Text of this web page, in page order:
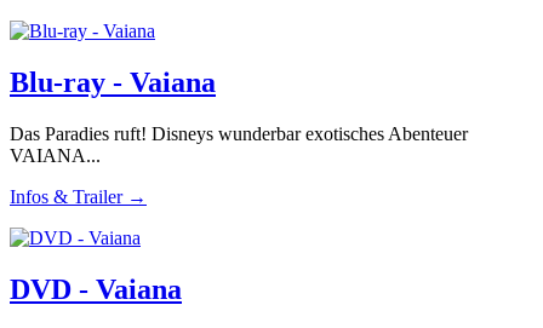
Blu-ray - Vaiana
Das Paradies ruft! Disneys wunderbar exotisches Abenteuer
VAIANA...
Infos & Trailer →
DVD - Vaiana